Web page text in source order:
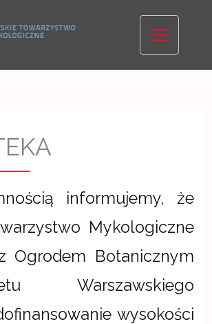
informujemy, że
Mykologiczne
Ogrodem Botanicznym
Warszawskiego
wysokości